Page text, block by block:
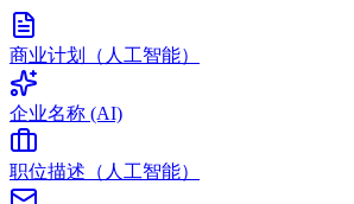
商业计划（人工智能）
企业名称 (AI)
职位描述（人工智能）